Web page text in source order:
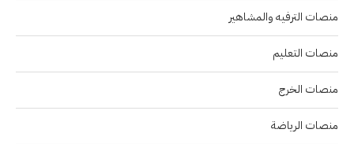
منصات الترفيه والمشاهير
منصات التعليم
منصات الخرج
منصات الرياضة